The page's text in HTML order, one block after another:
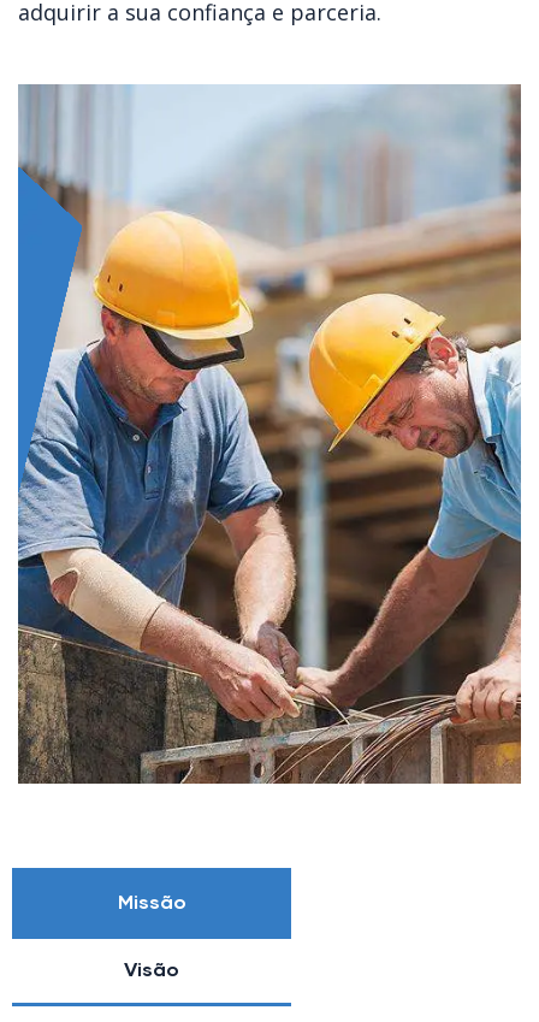
adquirir a sua confiança e parceria.
Missão
Visão